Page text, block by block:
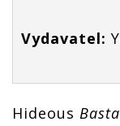
Vydavatel:
Hideous